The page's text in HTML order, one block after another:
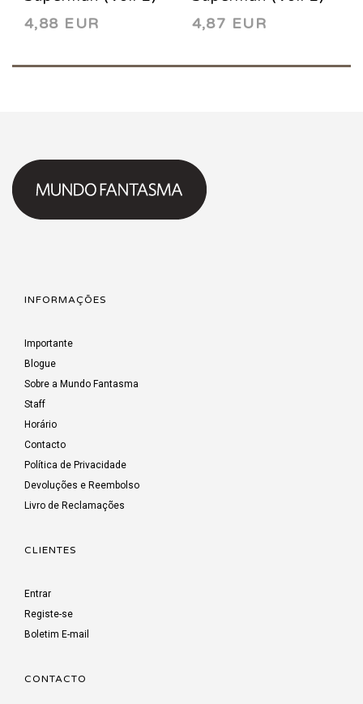
105 1995
4,88 EUR
102 1995
4,87 EUR
INFORMAÇÕES
Importante
Blogue
Sobre a Mundo Fantasma
Staff
Horário
Contacto
Política de Privacidade
Devoluções e Reembolso
Livro de Reclamações
CLIENTES
Entrar
Registe-se
Boletim E-mail
CONTACTO